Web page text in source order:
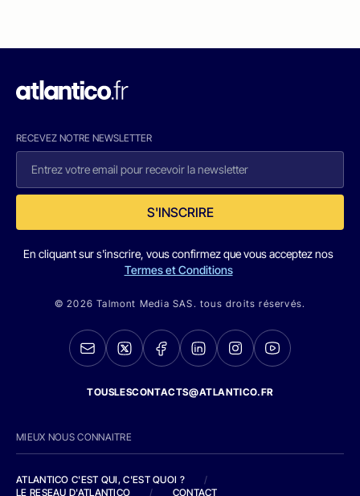
RECEVEZ NOTRE NEWSLETTER
S'INSCRIRE
En cliquant sur s'inscrire, vous confirmez que vous acceptez nos
Termes et Conditions
© 2026 Talmont Media SAS. tous droits réservés.
TOUSLESCONTACTS@ATLANTICO.FR
MIEUX NOUS CONNAITRE
ATLANTICO C'EST QUI, C'EST QUOI ?
/
LE RESEAU D'ATLANTICO
/ CONTACT